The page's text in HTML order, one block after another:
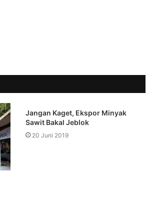
Jangan Kaget, Ekspor Minyak
Sawit Bakal Jeblok
20 Juni 2019